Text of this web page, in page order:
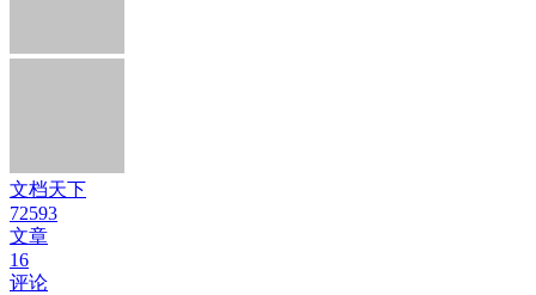
文档天下
72593
文章
16
评论